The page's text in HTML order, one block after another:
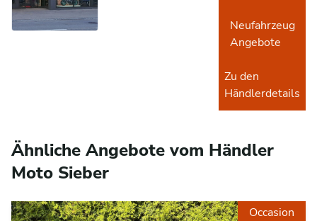
Neufahrzeug
Angebote
Zu den
Händlerdetails
Ähnliche Angebote vom Händler
Moto Sieber
Occasion